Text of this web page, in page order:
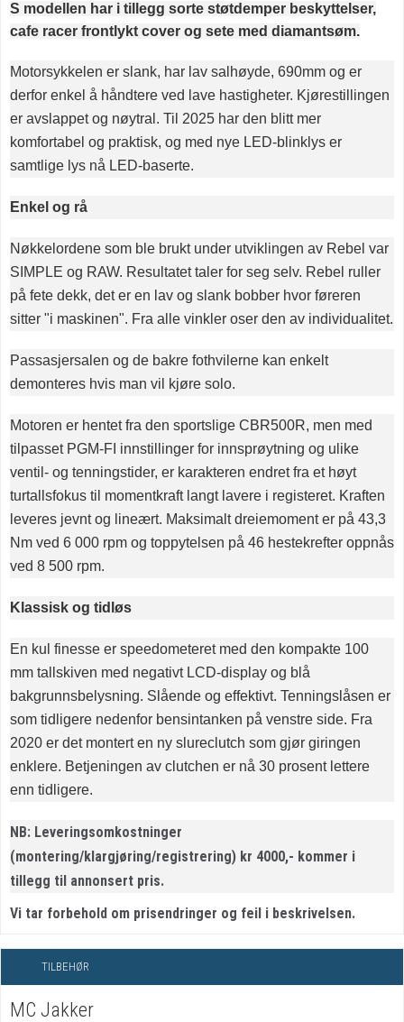
S modellen har i tillegg sorte støtdemper beskyttelser,
cafe racer frontlykt cover og sete med diamantsøm.
Motorsykkelen er slank, har lav salhøyde, 690mm og er
derfor enkel å håndtere ved lave hastigheter. Kjørestillingen
er avslappet og nøytral. Til 2025 har den blitt mer
komfortabel og praktisk, og med nye LED-blinklys er
samtlige lys nå LED-baserte.
Enkel og rå
Nøkkelordene som ble brukt under utviklingen av Rebel var
SIMPLE og RAW. Resultatet taler for seg selv. Rebel ruller
på fete dekk, det er en lav og slank bobber hvor føreren
sitter "i maskinen". Fra alle vinkler oser den av individualitet.
Passasjersalen og de bakre fothvilerne kan enkelt
demonteres hvis man vil kjøre solo.
Motoren er hentet fra den sportslige CBR500R, men med
tilpasset PGM-FI innstillinger for innsprøytning og ulike
ventil- og tenningstider, er karakteren endret fra et høyt
turtallsfokus til momentkraft langt lavere i registeret. Kraften
leveres jevnt og lineært. Maksimalt dreiemoment er på 43,3
Nm ved 6 000 rpm og toppytelsen på 46 hestekrefter oppnås
ved 8 500 rpm.
Klassisk og tidløs
En kul finesse er speedometeret med den kompakte 100
mm tallskiven med negativt LCD-display og blå
bakgrunnsbelysning. Slående og effektivt. Tenningslåsen er
som tidligere nedenfor bensintanken på venstre side. Fra
2020 er det montert en ny slureclutch som gjør giringen
enklere. Betjeningen av clutchen er nå 30 prosent lettere
enn tidligere.
NB: Leveringsomkostninger
(montering/klargjøring/registrering) kr 4000,- kommer i
tillegg til annonsert pris.
Vi tar forbehold om prisendringer og feil i beskrivelsen.
TILBEHØR
MC Jakker